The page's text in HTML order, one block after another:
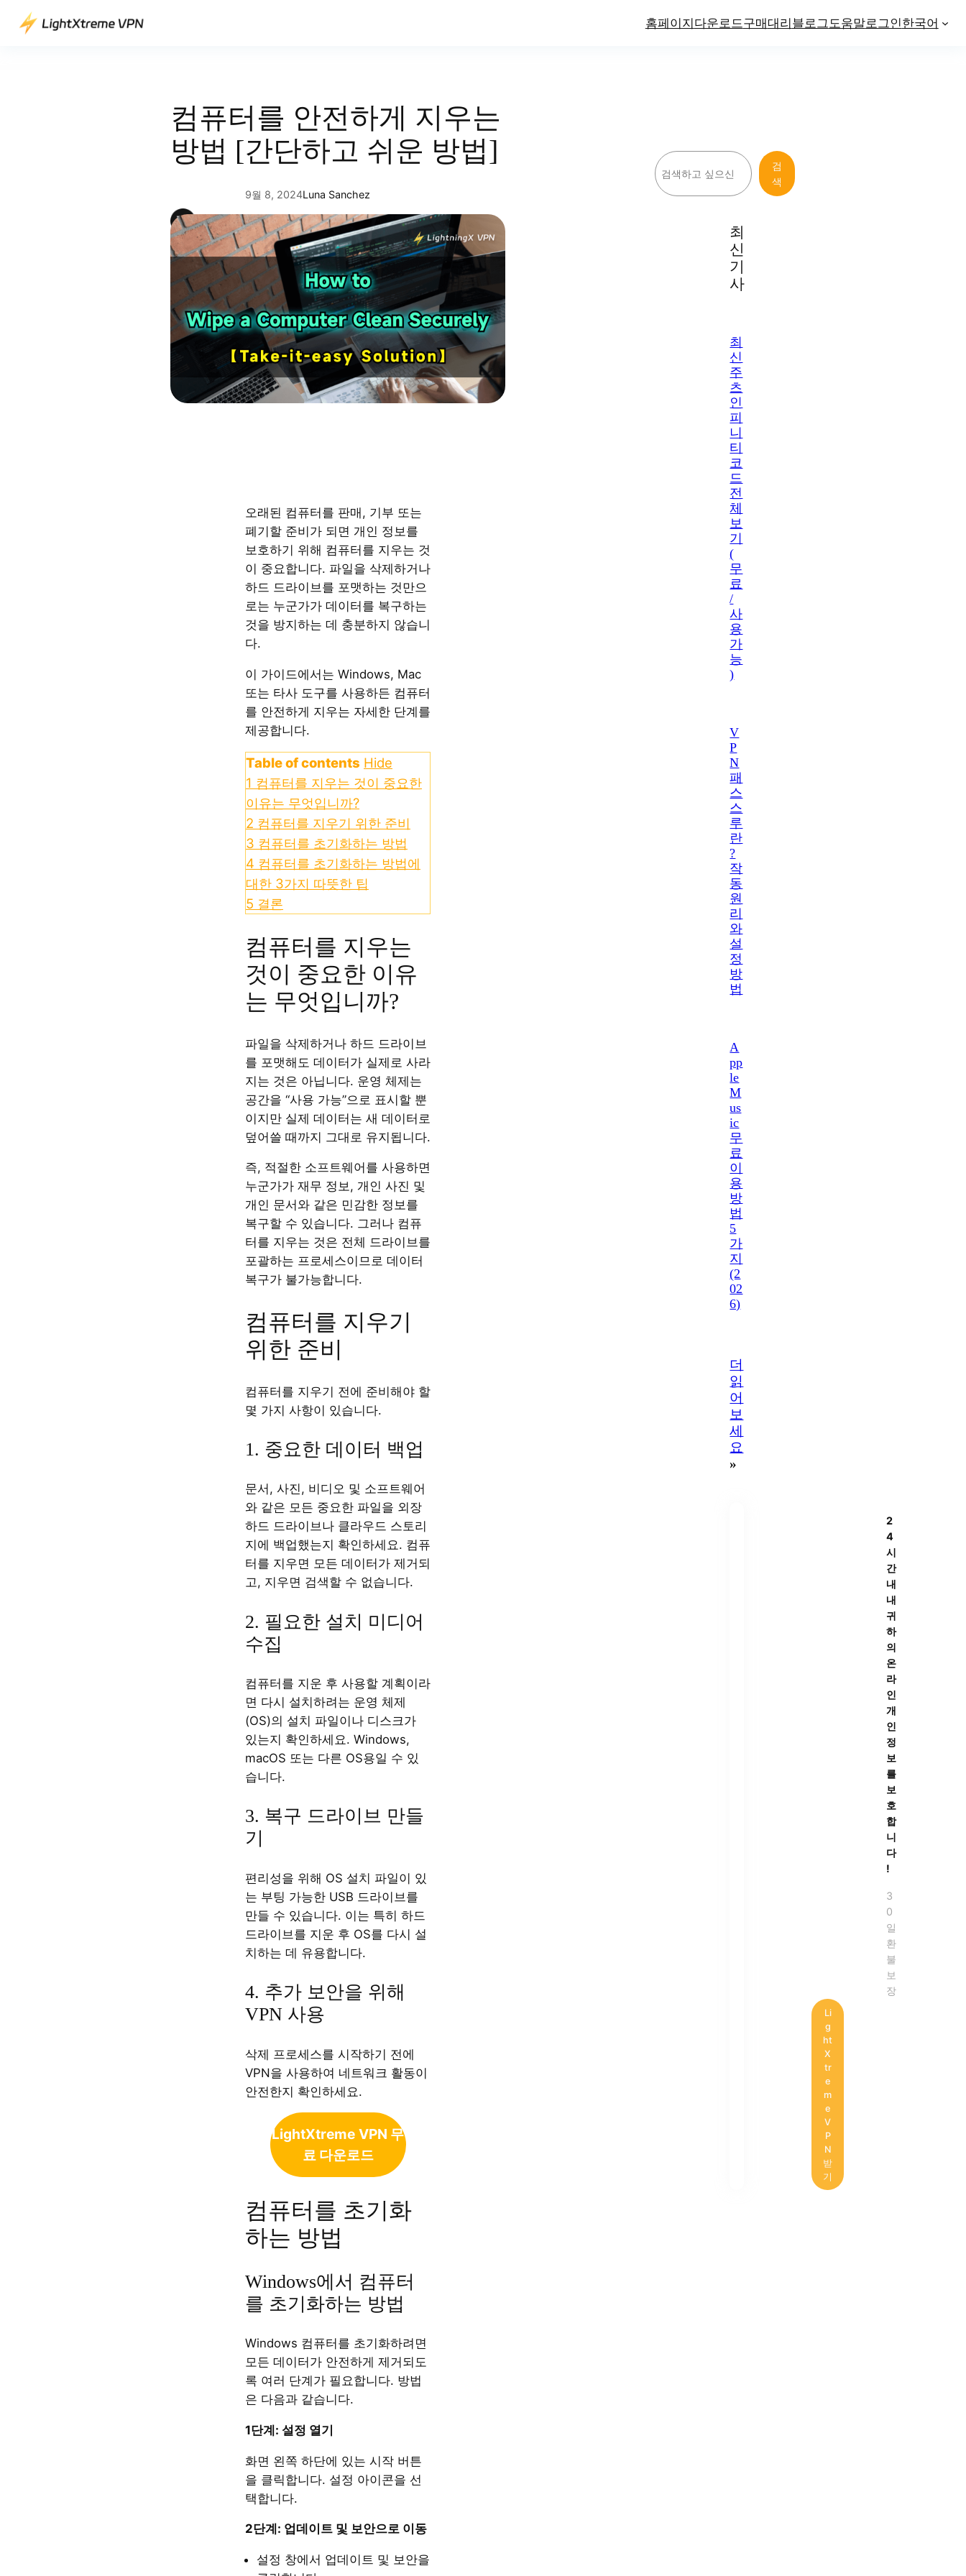
홈페이지다운로드구매대리블로그 도움말로그인한국어
컴퓨터를 안전하게 지우는
방법 [간단하고 쉬운 방법]
9월 8, 2024Luna Sanchez
오래된 컴퓨터를 판매, 기부 또는
폐기할 준비가 되면 개인 정보를
보호하기 위해 컴퓨터를 지우는 것
이 중요합니다. 파일을 삭제하거나
하드 드라이브를 포맷하는 것만으
로는 누군가가 데이터를 복구하는
것을 방지하는 데 충분하지 않습니
다.
이 가이드에서는 Windows, Mac
또는 타사 도구를 사용하든 컴퓨터
를 안전하게 지우는 자세한 단계를
제공합니다.
Table of contents Hide
1 컴퓨터를 지우는 것이 중요한
이유는 무엇입니까?
2 컴퓨터를 지우기 위한 준비
3 컴퓨터를 초기화하는 방법
4 컴퓨터를 초기화하는 방법에
대한 3가지 따뜻한 팁
5 결론
컴퓨터를 지우는
것이 중요한 이유
는 무엇입니까?
파일을 삭제하거나 하드 드라이브
를 포맷해도 데이터가 실제로 사라
지는 것은 아닙니다. 운영 체제는
공간을 “사용 가능”으로 표시할 뿐
이지만 실제 데이터는 새 데이터로
덮어쓸 때까지 그대로 유지됩니다.
즉, 적절한 소프트웨어를 사용하면
누군가가 재무 정보, 개인 사진 및
개인 문서와 같은 민감한 정보를
복구할 수 있습니다. 그러나 컴퓨
터를 지우는 것은 전체 드라이브를
포괄하는 프로세스이므로 데이터
복구가 불가능합니다.
컴퓨터를 지우기
위한 준비
컴퓨터를 지우기 전에 준비해야 할
몇 가지 사항이 있습니다.
1. 중요한 데이터 백업
문서, 사진, 비디오 및 소프트웨어
와 같은 모든 중요한 파일을 외장
하드 드라이브나 클라우드 스토리
지에 백업했는지 확인하세요. 컴퓨
터를 지우면 모든 데이터가 제거되
고, 지우면 검색할 수 없습니다.
2. 필요한 설치 미디어
수집
컴퓨터를 지운 후 사용할 계획이라
면 다시 설치하려는 운영 체제
(OS)의 설치 파일이나 디스크가
있는지 확인하세요. Windows,
macOS 또는 다른 OS용일 수 있
습니다.
3. 복구 드라이브 만들
기
편리성을 위해 OS 설치 파일이 있
는 부팅 가능한 USB 드라이브를
만들 수 있습니다. 이는 특히 하드
드라이브를 지운 후 OS를 다시 설
치하는 데 유용합니다.
4. 추가 보안을 위해
VPN 사용
삭제 프로세스를 시작하기 전에
VPN을 사용하여 네트워크 활동이
안전한지 확인하세요.
LightXtreme VPN 무
료 다운로드
컴퓨터를 초기화
하는 방법
Windows에서 컴퓨터
를 초기화하는 방법
Windows 컴퓨터를 초기화하려면
모든 데이터가 안전하게 제거되도
록 여러 단계가 필요합니다. 방법
은 다음과 같습니다.
1단계: 설정 열기
화면 왼쪽 하단에 있는 시작 버튼
을 클릭합니다. 설정 아이콘을 선
택합니다.
2단계: 업데이트 및 보안으로 이동
설정 창에서 업데이트 및 보안을
검
색
검
색
최
신
기
사
최
신
주
츠
인
피
니
티
코
드
전
체
보
기
(
무
료
/
사
용
가
능
)
V
P
N
패
스
스
루
란
?
작
동
원
리
와
설
정
방
법
A
pp
le
M
us
ic
무
료
이
용
방
법
5
가
지
(2
02
6)
더
읽
어
보
세
요
»
2
4
시
간
내
내
귀
하
의
온
라
인
개
인
정
보
를
보
호
합
니
다
!
3
0
일
환
불
보
장
Li
g
ht
X
tr
e
m
e
V
P
N
받
기